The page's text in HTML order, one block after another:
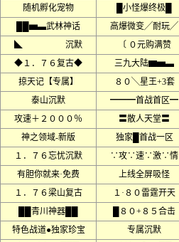
随机孵化宠物
█小怪爆终极█
██▅▃武林神话
高爆微变╱耐玩╱
◣ 沉默
〔 ０元购满赞
◆１．７６复古◆
三九大陆▆▅▃
掠天记【专属】
８０╲星王+3套
泰山沉默
━━━首战首区━
攻速＋２０００％
〓散人天堂〓
神之领域-新版
独家█首战一区
１．７６忘忧沉默
∵攻∵速∵激∵情
有胆你就来·免费
上线全屏吸怪
１．７６梁山复古
１·８０雷霆开天
██青川神器██
█８０+８５合击
特色战道●独家珍宝
专属沉默